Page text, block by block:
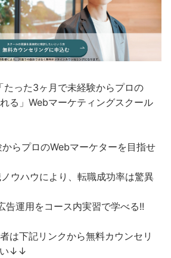
たった3ヶ月で未経験からプロの
る」Webマーケティングスクール
らプロのWebマーケターを目指せ
ウハウにより、転職成功率は驚異
運用をコース内実習で学べる!!
は下記リンクから無料カウンセリ
い↓↓